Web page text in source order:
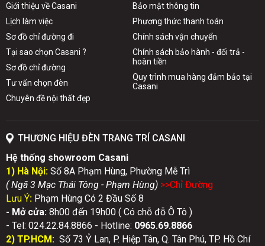
Giới thiệu về Casani
Lịch làm việc
Sơ đồ chỉ đường đi
Tại sao chọn Casani ?
Sơ đồ chỉ đường
Tư vấn chọn đèn
Chuyên đề nội thất đẹp
Bảo mật thông tin
Phương thức thanh toán
Chính sách vận chuyển
Chính sách bảo hành - đổi trả -
hoàn tiền
Quy trình mua hàng đảm bảo tại
Casani
THƯƠNG HIỆU ĐÈN TRANG TRÍ CASANI
Hệ thống showroom Casani
1) Hà Nội: Số 8A Phạm Hùng, Phường Mễ Trì
( Ngã 3 Mạc Thái Tông - Phạm Hùng) >>Chỉ Đường
Lưu Ý: Phạm Hùng Có 2 Đầu Số 8
- Mở cửa: 8h00 đến 19h00 ( Có chỗ đỗ Ô Tô )
- Tel: 024.22.84.8866 - Hotline: 0965.69.8866
2) TP.HCM: Số 73 Ỷ Lan, P. Hiệp Tân, Q. Tân Phú, TP. Hồ Chí